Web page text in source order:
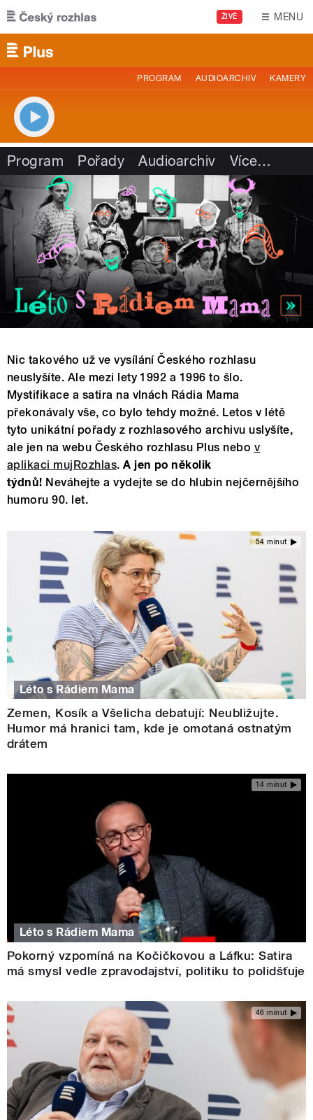
Přejít k hlavnímu obsahu
ŽIVĚ MENU
PROGRAM AUDIOARCHIV KAMERY
Program Pořady Audioarchiv Více…
Nic takového už ve vysílání Českého rozhlasu
neuslyšíte. Ale mezi lety 1992 a 1996 to šlo.
Mystifikace a satira na vlnách Rádia Mama
překonávaly vše, co bylo tehdy možné. Letos v létě
tyto unikátní pořady z rozhlasového archivu uslyšíte,
ale jen na webu Českého rozhlasu Plus nebo v
aplikaci mujRozhlas.A jen po několik
týdnů! Neváhejte a vydejte se do hlubin nejčernějšího
humoru 90. let.
54 minut
Léto s Rádiem Mama
Zemen, Kosík a Všelicha debatují: Neubližujte.
Humor má hranici tam, kde je omotaná ostnatým
drátem
14 minut
Léto s Rádiem Mama
Pokorný vzpomíná na Kočičkovou a Láfku: Satira
má smysl vedle zpravodajství, politiku to polidšťuje
46 minut